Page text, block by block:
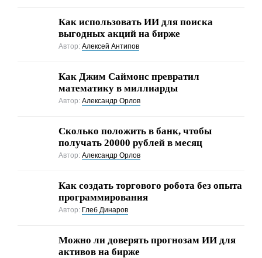
Как использовать ИИ для поиска
выгодных акций на бирже
Автор:Алексей Антипов
Как Джим Саймонс превратил
математику в миллиарды
Автор:Александр Орлов
Сколько положить в банк, чтобы
получать 20000 рублей в месяц
Автор:Александр Орлов
Как создать торгового робота без опыта
программирования
Автор: Глеб Динаров
Можно ли доверять прогнозам ИИ для
активов на бирже